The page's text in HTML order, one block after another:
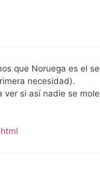
que Noruega es el
necesidad).
ver si así nadie se